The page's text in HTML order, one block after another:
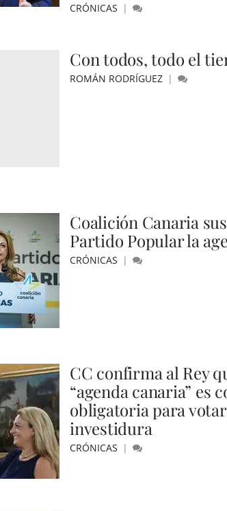
CRÓNICAS
Con todos, todo el
ROMÁN RODRÍGUEZ
Coalición Canaria
Partido Popular la
CRÓNICAS
CC confirma al Rey
“agenda canaria” es
obligatoria para
investidura
CRÓNICAS